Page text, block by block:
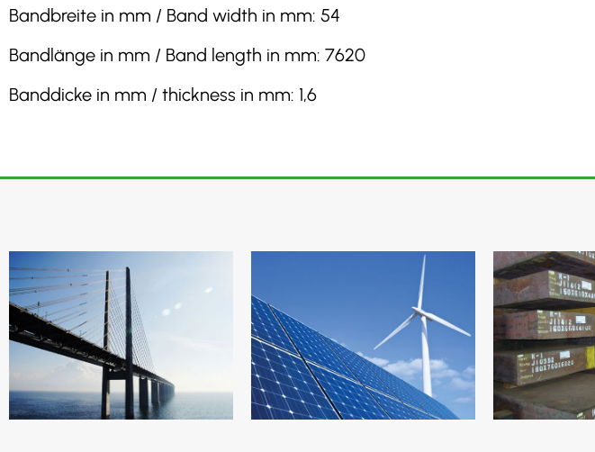
Bandbreite in mm / Band width in mm: 54
Bandlänge in mm / Band length in mm: 7620
Banddicke in mm / thickness in mm: 1,6